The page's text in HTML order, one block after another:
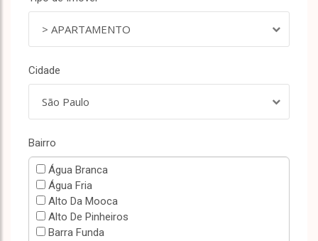
> APARTAMENTO
Cidade
São Paulo
Bairro
Água Branca
Água Fria
Alto Da Mooca
Alto De Pinheiros
Barra Funda